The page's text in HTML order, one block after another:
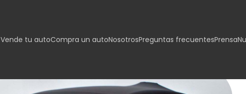
Vende tu autoCompra un autoNosotrosPreguntas frecuentesPrensa